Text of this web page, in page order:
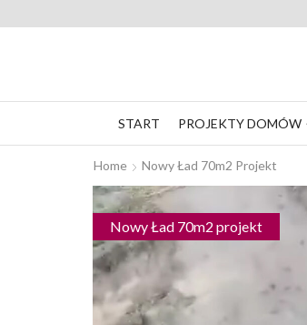
START PROJEKTY DOMÓW
Home Nowy Ład 70m2 Projekt
Nowy Ład 70m2 projekt